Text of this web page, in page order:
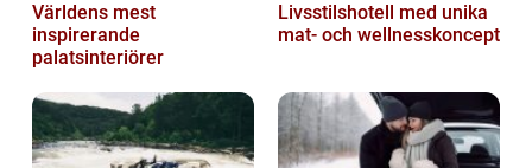
Världens mest
inspirerande
palatsinteriörer
Livsstilshotell med unika
mat- och wellnesskoncept